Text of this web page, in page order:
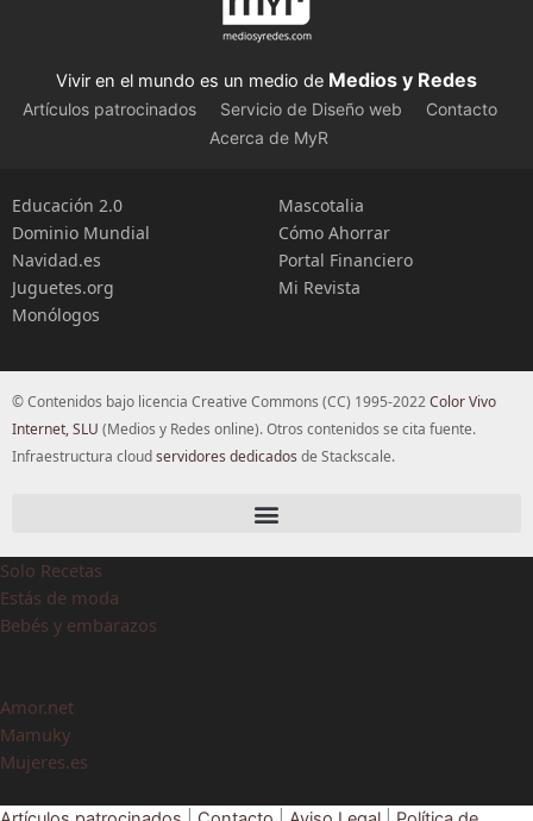
Vivir en el mundo es un medio de Medios y Redes
Artículos patrocinados Servicio de Diseño web
Contacto
Acerca de MyR
Educación 2.0
Dominio Mundial
Navidad.es
Juguetes.org
Monólogos
Mascotalia
Cómo Ahorrar
Portal Financiero
Mi Revista
© Contenidos bajo licencia Creative Commons (CC) 1995-2022Color Vivo
Internet, SLU (Medios y Redes online). Otros contenidos se cita fuente.
Infraestructura cloudservidores dedicados de Stackscale.
Solo Recetas
Estás de moda
Bebés y embarazos
Amor.net
Mamuky
Mujeres.es